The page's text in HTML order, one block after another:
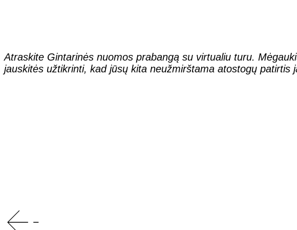
Atraskite Gintarinės nuomos prabangą su virtualiu turu.
jauskitės užtikrinti, kad jūsų kita neužmirštama atostogų patirtis